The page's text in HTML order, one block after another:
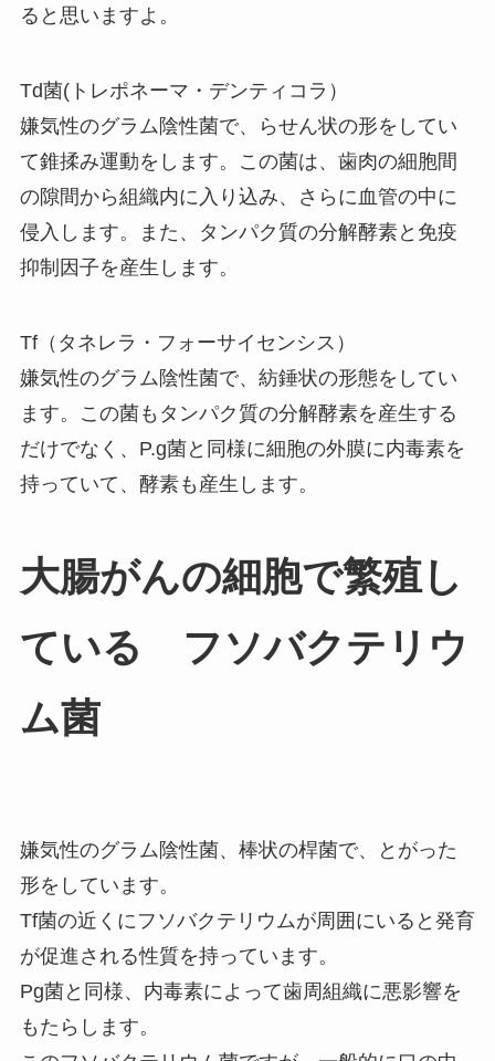
ると思いますよ。
Td菌(トレポネーマ・デンティコラ）
嫌気性のグラム陰性菌で、らせん状の形をしてい
て錐揉み運動をします。この菌は、歯肉の細胞間
の隙間から組織内に入り込み、さらに血管の中に
侵入します。また、タンパク質の分解酵素と免疫
抑制因子を産生します。
Tf（タネレラ・フォーサイセンシス）
嫌気性のグラム陰性菌で、紡錘状の形態をしてい
ます。この菌もタンパク質の分解酵素を産生する
だけでなく、P.g菌と同様に細胞の外膜に内毒素を
持っていて、酵素も産生します。
大腸がんの細胞で繁殖し
ている フソバクテリウ
ム菌
嫌気性のグラム陰性菌、棒状の桿菌で、とがった
形をしています。
Tf菌の近くにフソバクテリウムが周囲にいると発育
が促進される性質を持っています。
Pg菌と同様、内毒素によって歯周組織に悪影響を
もたらします。